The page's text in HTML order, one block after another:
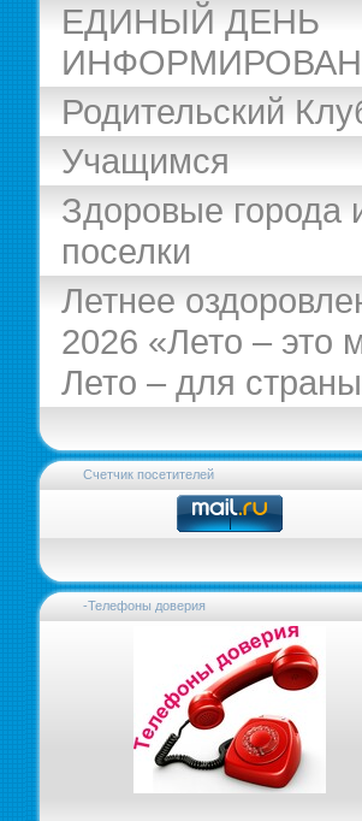
ЕДИНЫЙ ДЕНЬ
Родительский
Учащимся
Здоровые города
поселки
Летнее
2026 «Лето – это
Лето – для
Счетчик посетителей
-Телефоны доверия